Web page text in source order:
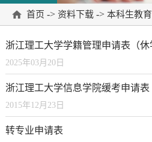
首页 -> 资料下载 -> 本科生教育
2025年03月20日
浙江理工大学信息学院缓考申请表
2015年12月23日
转专业申请表